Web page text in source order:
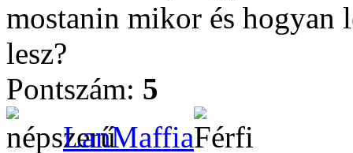
mostanin mikor és hogyan
lesz?
Pontszám: 5
LanMaffia